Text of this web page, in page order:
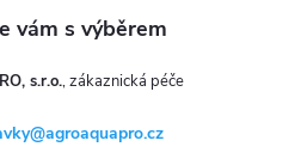
s.r.o.
@agroaquapro.cz